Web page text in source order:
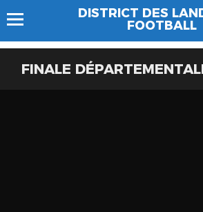
DISTRICT DES
FOOTBALL
FINALE